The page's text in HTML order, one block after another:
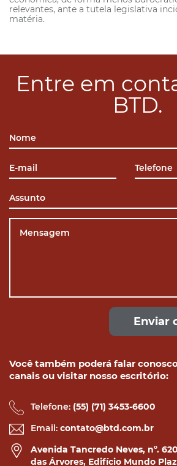
relevantes, ante a tutela legislativa
matéria.
Entre em
BTD.
Enviar
Você também poderá falar
canais ou visitar nosso escritório:
Telefone: (55) (71) 3453-6600
Email: contato@btd.com.br
Avenida Tancredo Neves, nº.
das Árvores, Edifício Mundo